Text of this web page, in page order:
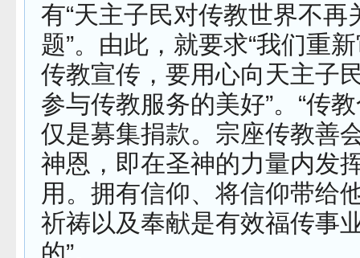
有“天主子民对传教世界不再
题”。由此，就要求“我们重
传教宣传，要用心向天主子
参与传教服务的美好”。“传
仅是募集捐款。宗座传教善
神恩，即在圣神的力量内发
用。拥有信仰、将信仰带给
祈祷以及奉献是有效福传事
的”。